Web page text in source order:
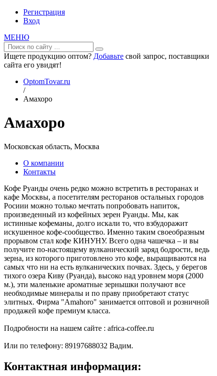
Регистрация
Вход
МЕНЮ
Ищете продукцию оптом? Добавьте свой запрос, поставщики
сайта его увидят!
OptomTovar.ru
/
Амахоро
Амахоро
Московская область, Москва
О компании
Контакты
Кофе Руанды очень редко можно встретить в ресторанах и
кафе Москвы, а посетителям ресторанов остальных городов
Росиии можно только мечтать попробовать напиток,
произведенный из кофейных зерен Руанды. Мы, как
истинные кофеманы, долго искали то, что взбудоражит
искушенное кофе-сообщество. Именно таким своеобразным
прорывом стал кофе КИНУНУ. Всего одна чашечка – и вы
получите по-настоящему вулканический заряд бодрости, ведь
зерна, из которого приготовлено это кофе, выращиваются на
самых что ни на есть вулканических почвах. Здесь, у берегов
тихого озера Киву (Руанда), высоко над уровнем моря (2000
м.), эти маленькие ароматные зернышки получают все
необходимые минералы и по праву приобретают статус
элитных. Фирма "Amahoro" занимается оптовой и розничной
продажей кофе премиум класса.
Подробности на нашем сайте : africa-coffee.ru
Или по телефону: 89197688032 Вадим.
Контактная информация: